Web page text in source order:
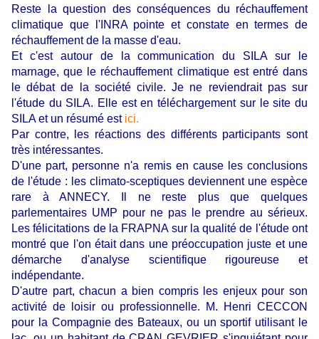
Reste la question des conséquences du réchauffement
climatique que l'INRA pointe et constate en termes de
réchauffement de la masse d'eau.
Et c'est autour de la communication du SILA sur le
marnage, que le réchauffement climatique est entré dans
le débat de la société civile. Je ne reviendrait pas sur
l'étude du SILA. Elle est en téléchargement sur le site du
SILA et un résumé est ici.
Par contre, les réactions des différents participants sont
très intéressantes.
D'une part, personne n'a remis en cause les conclusions
de l'étude : les climato-sceptiques deviennent une espèce
rare à ANNECY. Il ne reste plus que quelques
parlementaires UMP pour ne pas le prendre au sérieux.
Les félicitations de la FRAPNA sur la qualité de l'étude ont
montré que l'on était dans une préoccupation juste et une
démarche d'analyse scientifique rigoureuse et
indépendante.
D'autre part, chacun a bien compris les enjeux pour son
activité de loisir ou professionnelle. M. Henri CECCON
pour la Compagnie des Bateaux, ou un sportif utilisant le